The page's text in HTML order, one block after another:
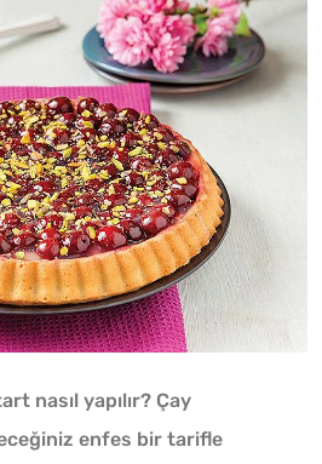
nasıl yapılır? Çay
enfes bir tarifle